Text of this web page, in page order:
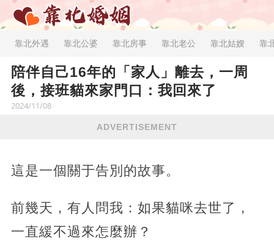
靠北外遇 靠北公婆 靠北房事 靠北老公 靠北姑嫂 靠
陪伴自己16年的「家人」離去，一周
後，接班貓來家門口：我回來了
2024/11/08
ADVERTISEMENT
這是一個關于告別的故事。
前幾天，有人問我：如果貓咪去世了，
一直緩不過來怎麼辦？